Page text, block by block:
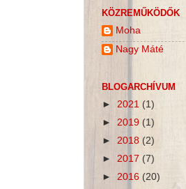
KÖZREMŰKÖDŐK
Moha
Nagy Máté
BLOGARCHÍVUM
► 2021 (1)
► 2019 (1)
► 2018 (2)
► 2017 (7)
► 2016 (20)